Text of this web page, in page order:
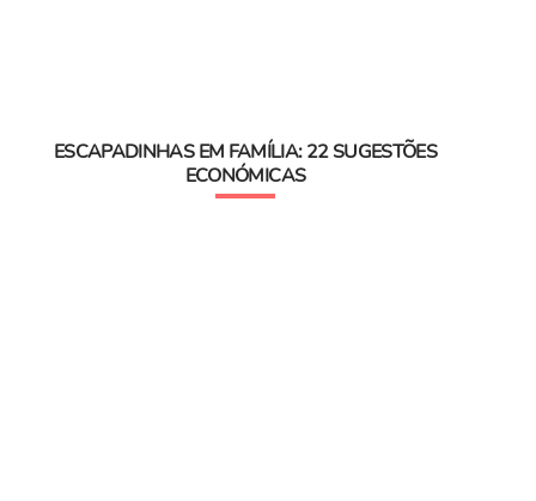
ESCAPADINHAS EM FAMÍLIA: 22 SUGESTÕES
ECONÓMICAS